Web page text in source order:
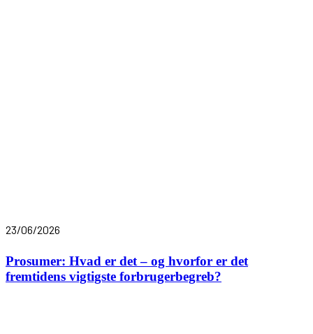
23/06/2026
Prosumer: Hvad er det – og hvorfor er det
fremtidens vigtigste forbrugerbegreb?